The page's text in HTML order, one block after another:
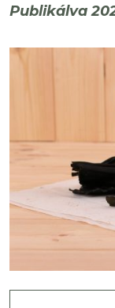
Publikálva